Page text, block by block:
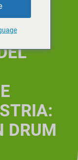
DRUM